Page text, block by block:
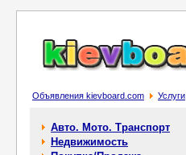
Объявления kievboard.com Услуги
Авто. Мото. Транспорт
Недвижимость